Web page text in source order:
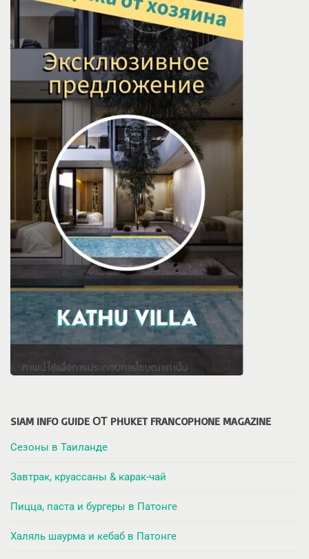
SIAM INFO GUIDE ОТ PHUKET FRANCOPHONE MAGAZINE
Сезоны в Таиланде
Завтрак, круассаны & карак-чай
Пицца, паста и бургеры в Патонге
Халяль шаурма и кебаб в Патонге